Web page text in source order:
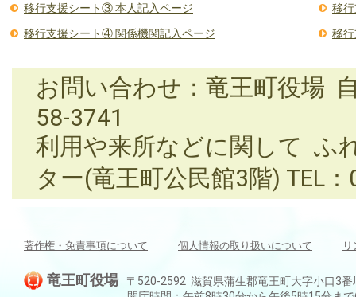
移行支援シート③ 本人記入ページ
移行支援シート④ 関係機関記入ページ
移
移
お問い合わせ：竜王町役場
58-3741
利用や来所などに関して ふ
ター(竜王町公民館3階) TEL
著作権・免責事項について 個人情報の取り扱いについて
竜王町役場
〒520-2592 滋賀県蒲生郡竜王町大字小口3